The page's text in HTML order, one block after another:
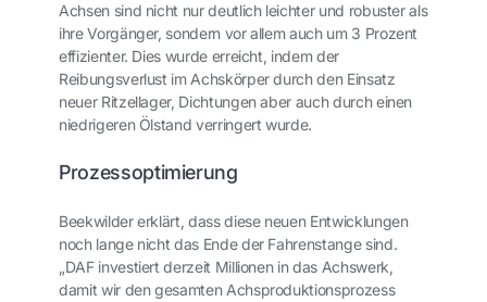
Achsen sind nicht nur deutlich leichter und robuster als
ihre Vorgänger, sondern vor allem auch um 3 Prozent
effizienter. Dies wurde erreicht, indem der
Reibungsverlust im Achskörper durch den Einsatz
neuer Ritzellager, Dichtungen aber auch durch einen
niedrigeren Ölstand verringert wurde.
Prozessoptimierung
Beekwilder erklärt, dass diese neuen Entwicklungen
noch lange nicht das Ende der Fahrenstange sind.
„DAF investiert derzeit Millionen in das Achswerk,
damit wir den gesamten Achsproduktionsprozess